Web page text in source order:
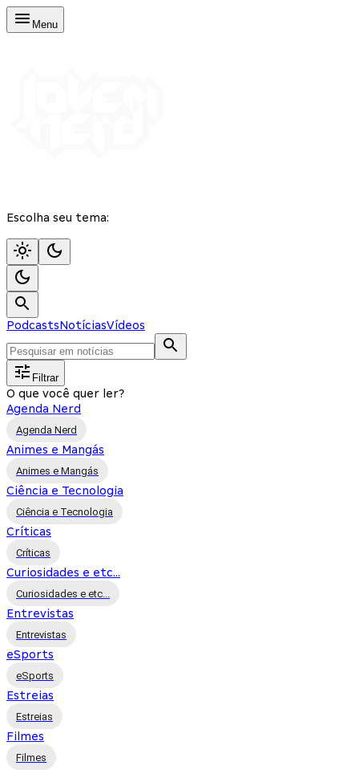
Menu
Escolha seu tema:
PodcastsNotíciasVídeos
Filtrar
O que você quer ler?
Agenda Nerd
Agenda Nerd
Animes e Mangás
Animes e Mangás
Ciência e Tecnologia
Ciência e Tecnologia
Críticas
Críticas
Curiosidades e etc...
Curiosidades e etc...
Entrevistas
Entrevistas
eSports
eSports
Estreias
Estreias
Filmes
Filmes